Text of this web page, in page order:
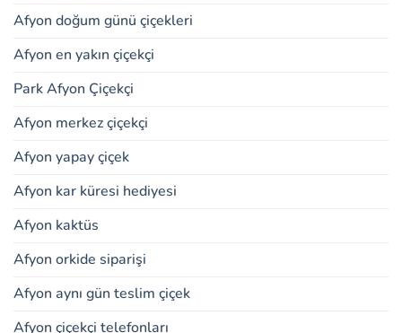
Afyon doğum günü çiçekleri
Afyon en yakın çiçekçi
Park Afyon Çiçekçi
Afyon merkez çiçekçi
Afyon yapay çiçek
Afyon kar küresi hediyesi
Afyon kaktüs
Afyon orkide siparişi
Afyon aynı gün teslim çiçek
Afyon çiçekçi telefonları